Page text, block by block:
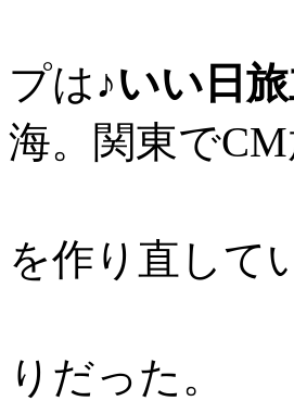
その待
プは♪いい日
海。関東で
谷村信
を作り直して
この年
りだった。